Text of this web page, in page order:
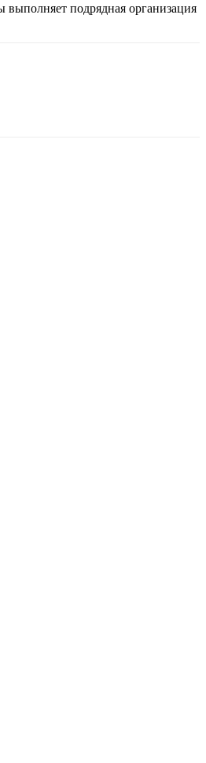
подрядная организация